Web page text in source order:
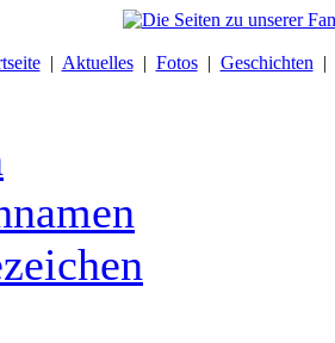
| Aktuelles| Fotos| Geschichten |